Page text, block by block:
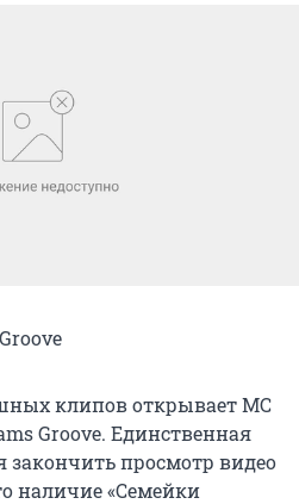
клипов открывает MC
Groove. Единственная
просмотр видео
наличие «Семейки